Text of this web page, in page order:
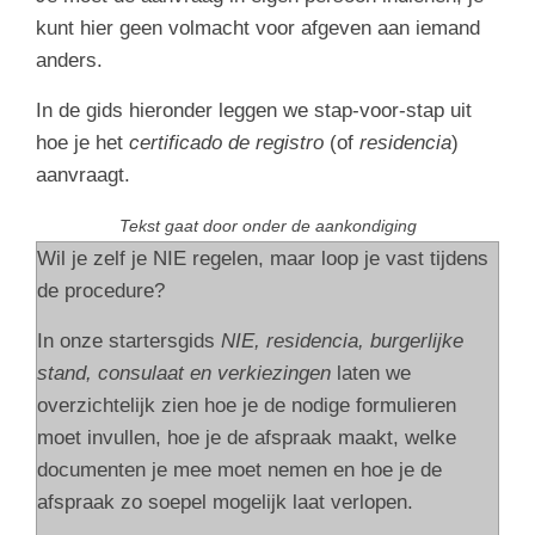
kunt hier geen volmacht voor afgeven aan iemand
anders.
In de gids hieronder leggen we stap-voor-stap uit
hoe je het certificado de registro (of residencia)
aanvraagt.
Tekst gaat door onder de aankondiging
Wil je zelf je NIE regelen, maar loop je vast tijdens
de procedure?
In onze startersgids NIE, residencia, burgerlijke
stand, consulaat en verkiezingen laten we
overzichtelijk zien hoe je de nodige formulieren
moet invullen, hoe je de afspraak maakt, welke
documenten je mee moet nemen en hoe je de
afspraak zo soepel mogelijk laat verlopen.